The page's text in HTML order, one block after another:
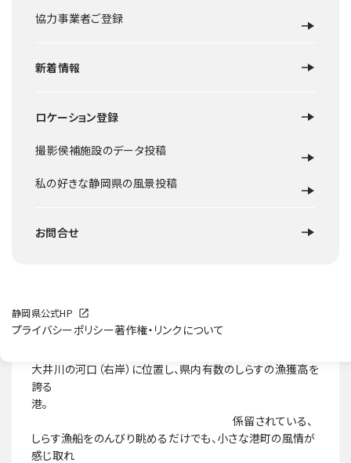
協力事業者ご登録
新着情報
ロケーション登録
撮影侯補施設のデータ投稿
私の好きな静岡県の風景投稿
お問合せ
静岡県公式HP
プライバシーポリシー著作権・リンクについて
ロケ地概要
大井川の河口（右岸）に位置し、県内有数のしらすの漁獲高を
誇る
港。
係留されている、
しらす漁船をのんびり眺めるだけでも、小さな港町の風情が
感じ取れ